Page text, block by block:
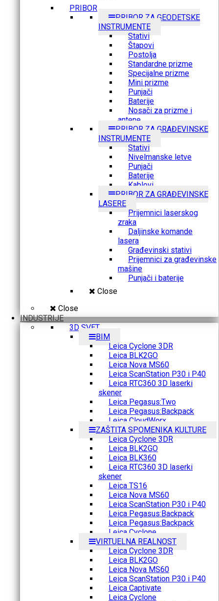
PRIBOR
PRIBOR ZA GEODETSKE
INSTRUMENTE
Stativi
Štapovi
Postolja
Standardne prizme
Specijalne prizme
Mini prizme
Punjači
Baterije
Nosači za prizme i
antene
PRIBOR ZA GRAĐEVINSKE
INSTRUMENTE
Stativi
Nivelmanske letve
Punjači
Baterije
Kablovi
PRIBOR ZA GRAĐEVINSKE
LASERE
Prijemnici laserskog
zraka
Daljinske komande
lasera
Građevinski stativi
Prijemnici za građevinske
mašine
Punjači i baterije
Close
Close
INDUSTRIJE
3D SVET
BIM
Leica Cyclone 3DR
Leica BLK2GO
Leica Nova MS60
Leica ScanStation P30 i P40
Leica RTC360 3D laserki
skener
Leica Pegasus:Two
Leica Pegasus:Backpack
Leica CloudWorx
ZAŠTITA SPOMENIKA KULTURE
Leica Cyclone 3DR
Leica BLK2GO
Leica BLK360
Leica RTC360 3D laserki
skener
Leica TS16
Leica Nova MS60
Leica ScanStation P30 i P40
Leica Pegasus:Backpack
Leica Pegasus:Backpack
Leica Cyclone
VIRTUELNA REALNOST
Leica Cyclone 3DR
Leica BLK2GO
Leica Nova MS60
Leica ScanStation P30 i P40
Leica Captivate
Leica Cyclone